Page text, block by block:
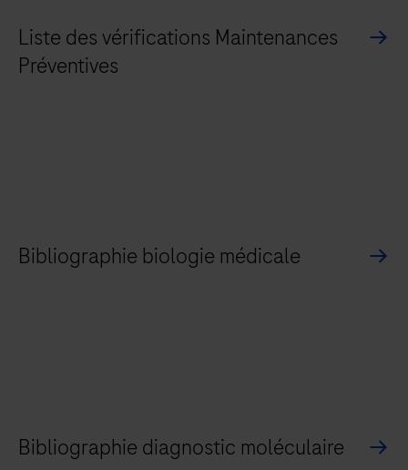
Liste des vérifications Maintenances
Préventives
Bibliographie biologie médicale
Bibliographie diagnostic moléculaire